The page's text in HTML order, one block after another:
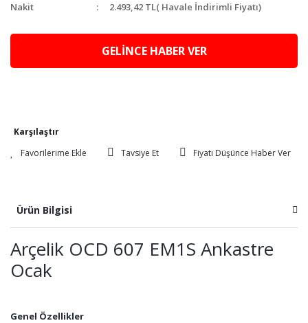
Nakit
2.493,42 TL( Havale İndirimli Fiyatı)
GELİNCE HABER VER
Karşılaştır
Tavsiye Et
Fiyatı Düşünce Haber Ver
Ürün Bilgisi
Arçelik OCD 607 EM1S Ankastre
Ocak
Genel Özellikler